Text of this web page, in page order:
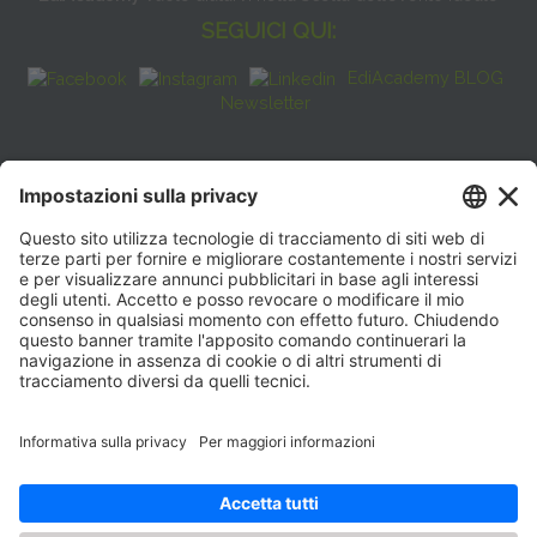
SEGUICI QUI:
EdiAcademy BLOG
Newsletter
FAQ
CONTATTI
EdiAcademy
Sede operativa: V.le E. Forlanini, 21 - 20134, Milano
(+39)0270211274
E-mail:formazione@eenet.it
Sede legale: V.le E. Forlanini, 21 - 20134, Milano
ORARI SEGRETERIA
Lunedì—Giovedì: 08:30–17:30
Venerdì: 08:30–16:00